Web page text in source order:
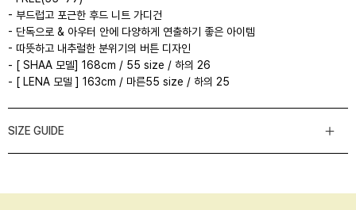
- 부드럽고 포근한 후드 니트 가디건
- 단독으로 & 아우터 안에 다양하게 연출하기 좋은 아이템
- 따뜻하고 내추럴한 분위기의 버튼 디자인
- [ SHAA 모델] 168cm / 55 size / 하의 26
- [ LENA 모델 ] 163cm / 마른55 size / 하의 25
SIZE GUIDE